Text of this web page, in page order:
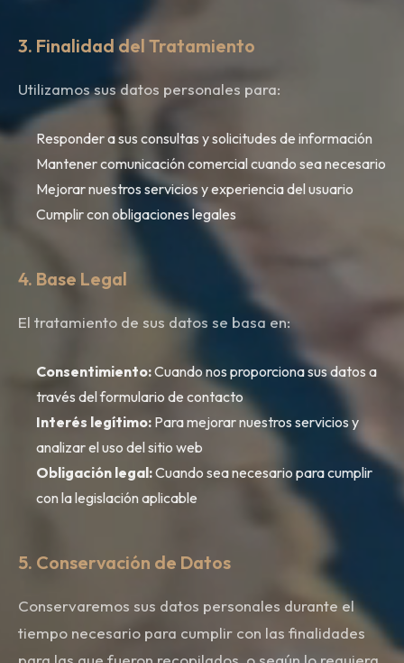
3. Finalidad del Tratamiento
Utilizamos sus datos personales para:
Responder a sus consultas y solicitudes de información
Mantener comunicación comercial cuando sea necesario
Mejorar nuestros servicios y experiencia del usuario
Cumplir con obligaciones legales
4. Base Legal
El tratamiento de sus datos se basa en:
Consentimiento:Cuando nos proporciona sus datos a
través del formulario de contacto
Interés legítimo: Para mejorar nuestros servicios y
analizar el uso del sitio web
Obligación legal:Cuando sea necesario para cumplir
con la legislación aplicable
5. Conservación de Datos
Conservaremos sus datos personales durante el
tiempo necesario para cumplir con las finalidades